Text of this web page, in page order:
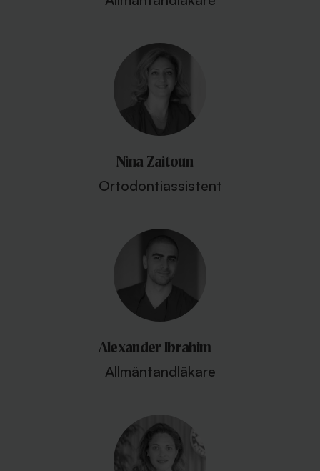
Nina Zaitoun
Ortodontiassistent
Alexander Ibrahim
Allmäntandläkare